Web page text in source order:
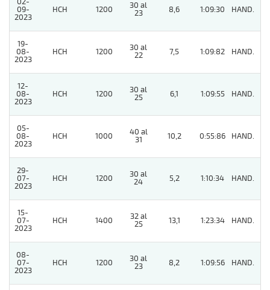
09-
2023
HCH 1200
30 al
23
8,6 1:09:30 HAND.
19-
08-
2023
HCH 1200
30 al
22
7,5 1:09:82 HAND.
12-
08-
2023
HCH 1200
30 al
25
6,1 1:09:55 HAND.
05-
08-
2023
HCH 1000
40 al
31
10,2 0:55:86 HAND.
29-
07-
2023
HCH 1200
30 al
24
5,2 1:10:34 HAND.
15-
07-
2023
HCH 1400
32 al
25
13,1 1:23:34 HAND.
08-
07-
2023
HCH 1200
30 al
23
8,2 1:09:56 HAND.